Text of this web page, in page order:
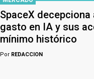
SpaceX
gasto en IA y sus
mínimo histórico
Por REDACCION